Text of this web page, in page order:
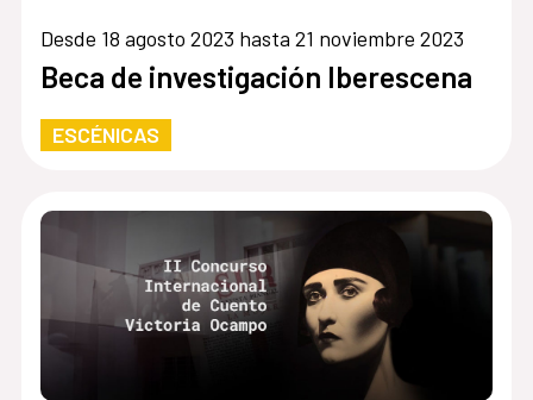
Desde 18 agosto 2023 hasta 21 noviembre 2023
Beca de investigación Iberescena
ESCÉNICAS